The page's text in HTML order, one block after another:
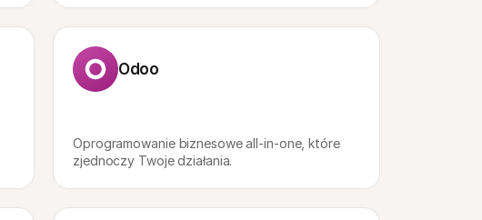
Odoo
Oprogramowanie biznesowe all-in-one, które
zjednoczy Twoje działania.